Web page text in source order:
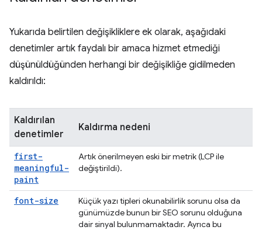
Yukarıda belirtilen değişikliklere ek olarak, aşağıdaki
denetimler artık faydalı bir amaca hizmet etmediği
düşünüldüğünden herhangi bir değişikliğe gidilmeden
kaldırıldı:
Kaldırılan
denetimler
Kaldırma nedeni
first-
meaningful-
paint
Artık önerilmeyen eski bir metrik (LCP ile
değiştirildi).
font-size
Küçük yazı tipleri okunabilirlik sorunu olsa da
günümüzde bunun bir SEO sorunu olduğuna
dair sinyal bulunmamaktadır. Ayrıca bu